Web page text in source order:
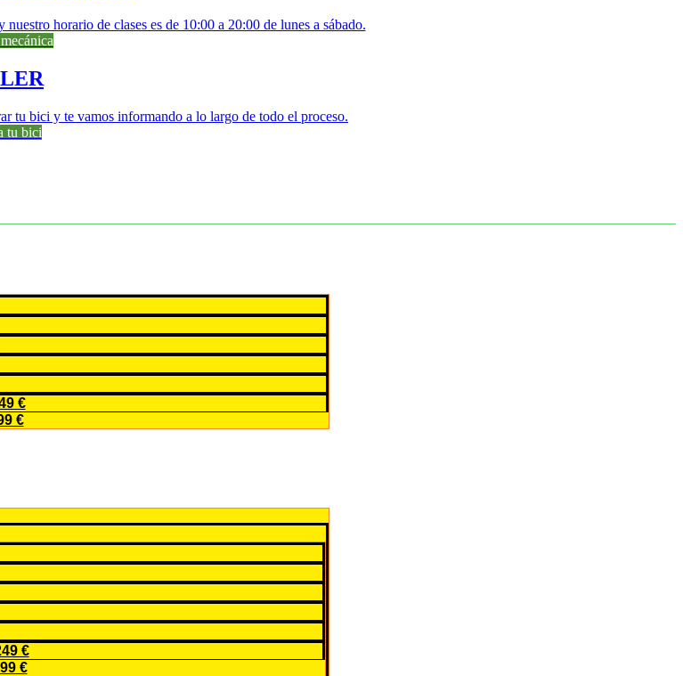
horario de clases es de 10:00 a 20:00 de lunes a sábado.
tu bici y te vamos informando a lo largo de todo el proceso.
tu bici
€
€
€
€